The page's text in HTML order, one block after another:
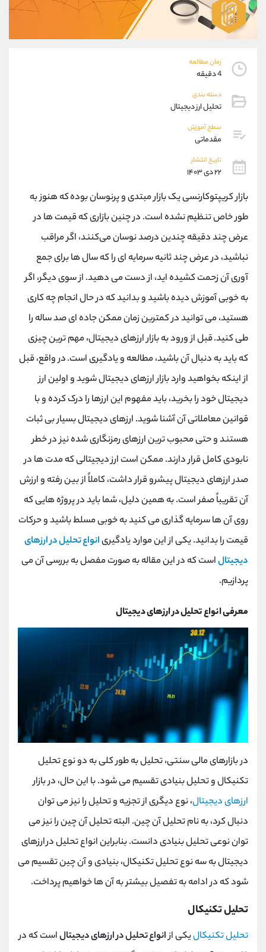
زمان مطالعه
4 دقیقه
دسته بندی
تحلیل ارز دیجیتال
سطح آموزش
مقدماتی
تاریخ انتشار
۲۲ دی ۱۴۰۳
بازار کریپتوکارنسی یک بازار مبتدی و پرنوسان بوده که هنوز به
طور خاص تنظیم نشده است. در چنین بازاری که قیمت‌ ها در
عرض چند دقیقه چندین درصد نوسان می‌کنند، اگر مراقب
نباشید، در عرض چند ثانیه سرمایه ‌ای را که سال ‌ها برای جمع
‌آوری آن زحمت کشیده ‌اید، از دست می‌ دهید. از سوی دیگر، اگر
به خوبی آموزش دیده باشید و بدانید که در حال انجام چه کاری
هستید، می توانید در کمترین زمان ممکن جاده ای صد ساله را
طی کنید. قبل از ورود به بازار ارزهای دیجیتال، مهم ترین چیزی
که باید به دنبال آن باشید، مطالعه و یادگیری است. در واقع، قبل
از اینکه بخواهید وارد بازار ارزهای دیجیتال شوید و اولین ارز
دیجیتال خود را بخرید، باید مفهوم این ارزها را درک کرده و با
قوانین معاملاتی آن آشنا شوید. ارزهای دیجیتال بسیار بی ثبات
هستند و حتی محبوب ترین ارزهای رمزنگاری شده نیز در خطر
نابودی کامل قرار دارند. ممکن است ارز دیجیتالی که مدت ‌ها در
صدر ارزهای دیجیتال پیشرو قرار داشت، کاملاً از بین رفته و ارزش
آن تقریباً صفر است. به همین دلیل، شما باید در پروژه هایی که
روی آن ها سرمایه گذاری می کنید به خوبی مسلط باشید و حرکات
قیمت را بدانید. یکی از این موارد یادگیریانواع تحلیل در ارزهای
دیجیتالاست که در این مقاله به صورت مفصل به بررسی آن می
پردازیم.
معرفی انواع تحلیل در ارزهای دیجیتال
در بازارهای مالی سنتی، تحلیل به طور کلی به دو نوع تحلیل
تکنیکال و تحلیل بنیادی تقسیم می شود. با این حال، در بازار
ارزهای دیجیتال، نوع دیگری از تجزیه و تحلیل را نیز می توان
دنبال کرد، به نام تحلیل آن چین. البته تحلیل آن چین را نیز می
توان نوعی تحلیل بنیادی دانست. بنابراین انواع تحلیل در ارزهای
دیجیتال به سه نوع تحلیل تکنیکال، بنیادی و آن چین تقسیم می
شود که در ادامه به تفصیل بیشتر به آن ها خواهیم پرداخت.
تحلیل تکنیکال
تحلیل تکنیکالیکی ازانواع تحلیل در ارزهای دیجیتالاست که در
09194198792
واتساپ شروع گفتگو
تلگرام
پشتیبان فروش
موبایل
اطلاعات تماس
تلفن 021-22021030
021-22021040
بدون پیش شماره
اینستاگرام @alireza.mehrabii
کانال تلگرام @alirezamehrabi_com
@alirezamehrabi_official